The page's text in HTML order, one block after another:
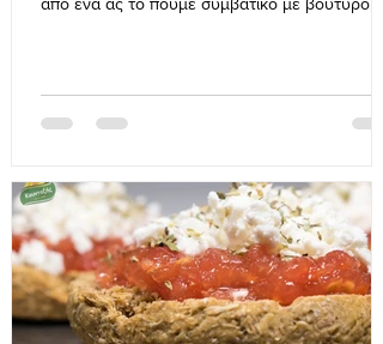
από ένα ας το πούμε συμβατικό με βούτυρο,